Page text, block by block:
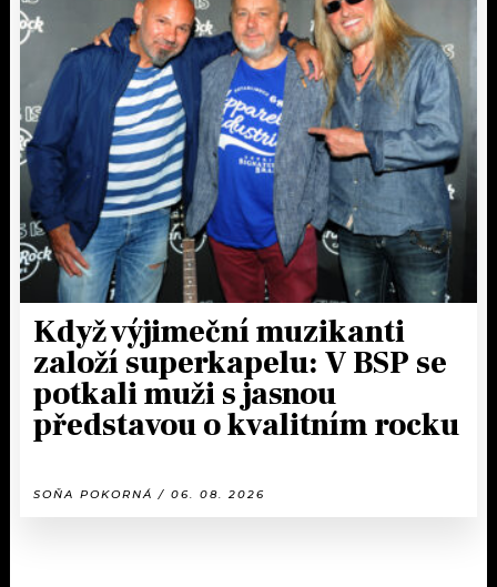
Když výjimeční muzikanti
založí superkapelu: V BSP se
potkali muži s jasnou
představou o kvalitním rocku
SOŇA POKORNÁ / 06. 08. 2026